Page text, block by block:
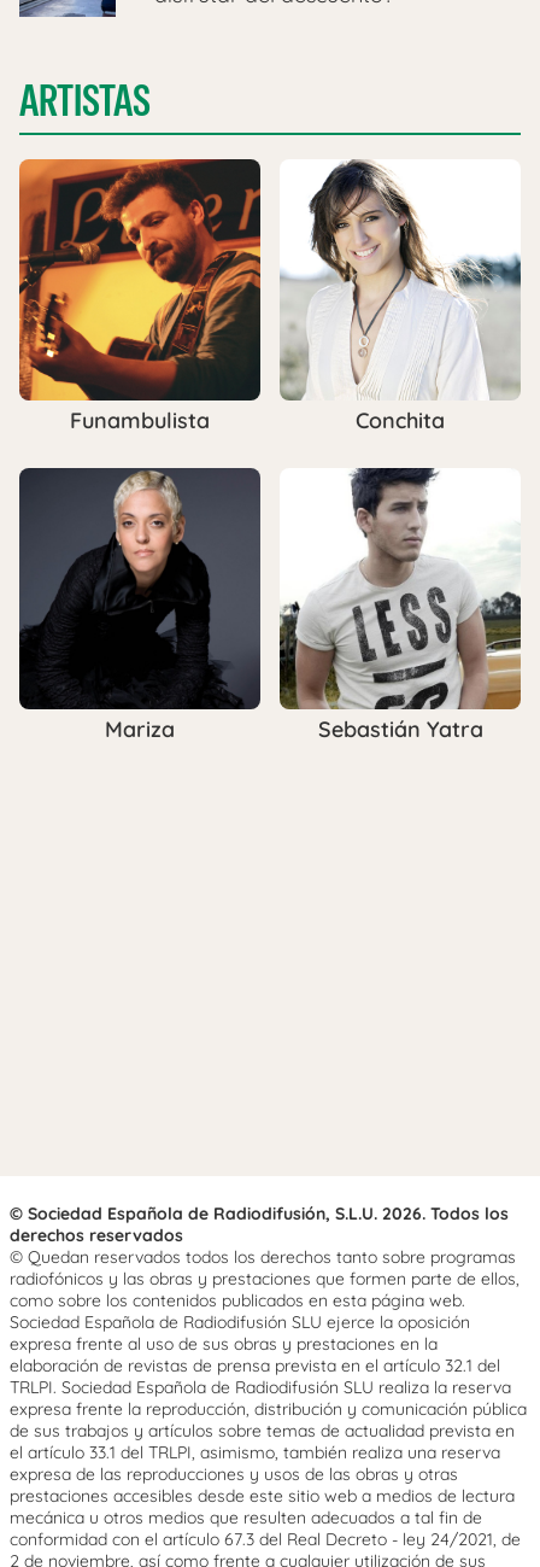
ARTISTAS
Funambulista Conchita
Mariza Sebastián Yatra
© Sociedad Española de Radiodifusión, S.L.U. 2026. Todos los
derechos reservados
© Quedan reservados todos los derechos tanto sobre programas
radiofónicos y las obras y prestaciones que formen parte de ellos,
como sobre los contenidos publicados en esta página web.
Sociedad Española de Radiodifusión SLU ejerce la oposición
expresa frente al uso de sus obras y prestaciones en la
elaboración de revistas de prensa prevista en el artículo 32.1 del
TRLPI. Sociedad Española de Radiodifusión SLU realiza la reserva
expresa frente la reproducción, distribución y comunicación pública
de sus trabajos y artículos sobre temas de actualidad prevista en
el artículo 33.1 del TRLPI, asimismo, también realiza una reserva
expresa de las reproducciones y usos de las obras y otras
prestaciones accesibles desde este sitio web a medios de lectura
mecánica u otros medios que resulten adecuados a tal fin de
conformidad con el artículo 67.3 del Real Decreto - ley 24/2021, de
2 de noviembre, así como frente a cualquier utilización de sus